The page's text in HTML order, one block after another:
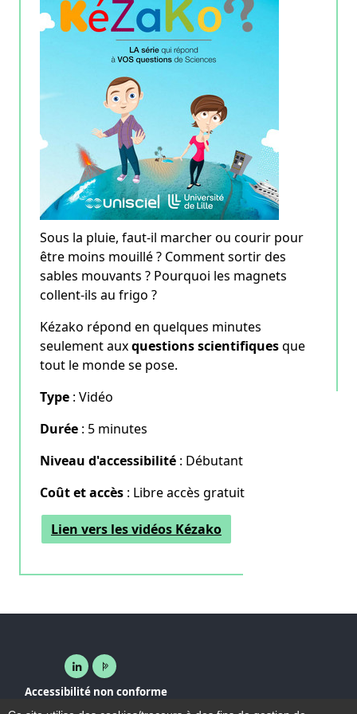
Sous la pluie, faut-il marcher ou courir pour
être moins mouillé ? Comment sortir des
sables mouvants ? Pourquoi les magnets
collent-ils au frigo ?
Kézako répond en quelques minutes
seulement auxquestions scientifiquesque
tout le monde se pose.
Type : Vidéo
Durée : 5 minutes
Niveau d'accessibilité : Débutant
Coût et accès : Libre accès gratuit
Lien vers les vidéos Kézako
Linkedin ( nouvelle fenêtre)
Page pro ( nouvelle fenêtre)
Accessibilité non conforme